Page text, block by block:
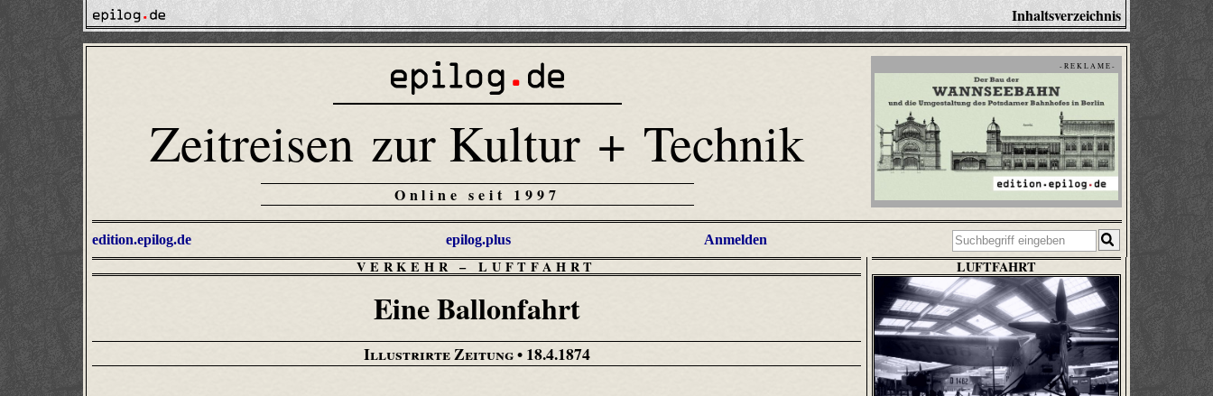
Inhaltsverzeichnis
Zeitreisen zur Kultur + Technik
Online seit 1997
- R E K L A M E -
edition.epilog.de epilog.plus Anmelden
VERKEHR–LUFTFAHRT
Eine Ballonfahrt
Illustrirte Zeitung• 18.4.1874
LUFTFAHRT